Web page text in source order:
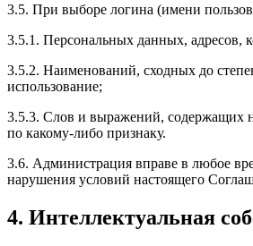
3.5. При выборе логина (имени
3.5.1. Персональных данных, адресов,
3.5.2. Наименований, сходных до
использование;
3.5.3. Слов и выражений, содержащих
по какому-либо признаку.
3.6. Администрация вправе в любое
нарушения условий настоящего
4. Интеллектуальная